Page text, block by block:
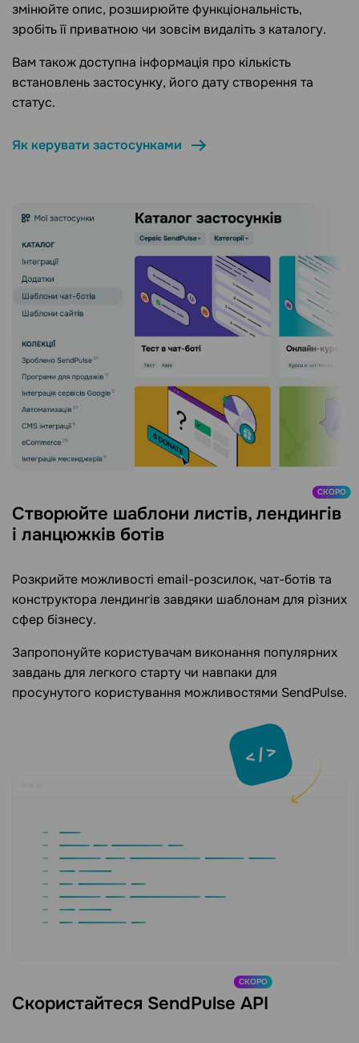
змінюйте опис, розширюйте функціональність,
зробіть її приватною чи зовсім видаліть з каталогу.
Вам також доступна інформація про кількість
встановлень застосунку, його дату створення та
статус.
Як керувати застосунками
Створюйте шаблони листів, лендингів
і ланцюжків ботів
СКОРО
Розкрийте можливості email-розсилок, чат-ботів та
конструктора лендингів завдяки шаблонам для різних
сфер бізнесу.
Запропонуйте користувачам виконання популярних
завдань для легкого старту чи навпаки для
просунутого користування можливостями SendPulse.
Скористайтеся SendPulse API
СКОРО